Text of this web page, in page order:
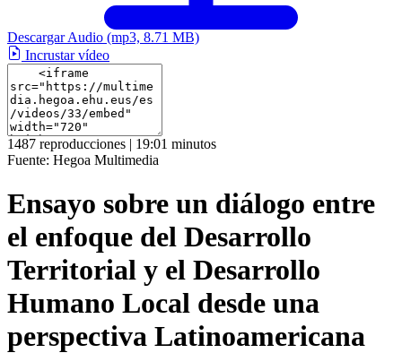
Descargar Audio (mp3, 8.71 MB)
Incrustar vídeo
1487 reproducciones | 19:01 minutos
Fuente: Hegoa Multimedia
Ensayo sobre un diálogo entre
el enfoque del Desarrollo
Territorial y el Desarrollo
Humano Local desde una
perspectiva Latinoamericana